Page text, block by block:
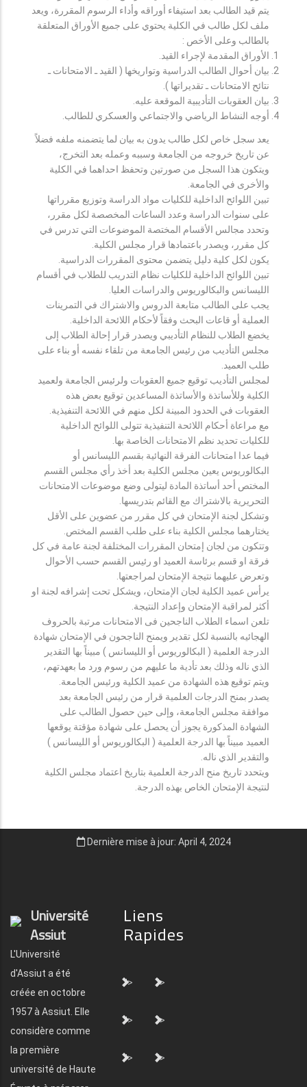
يتم قيد الطالب بعد استيفاء أوراقه وأداء الرسوم المقررة، ويعد
ملف لكل طالب في الكلية يحتوي على جميع الأوراق المتعلقة
بالطالب وعلى الأخص :
الأوراق المقدمة لإجراء القيد.
بيان أحوال الطالب الدراسية وتواريخها ( القيد ـ الامتحانات ـ
نتائح الامتحانات ـ تقديراتها ).
بيان العقوبات التأديبية الموقعة عليه.
أوجه النشاط الرياضي والاجتماعي والعسكري للطالب.
يعد سجل خاص لكل طالب يدون به بيان لما يتضمنه ملفه فضلاً
عن تاريخ خروجه من الجامعة وسببه وعمله بعد التخرج،
ويتكون هذا السجل من صورتين وتحفظ احداهما في الكلية
والأخرى في الجامعة.
تبين اللوائح الداخلية للكليات مواد الدراسة وتوزيع مقرراتها
على سنوات الدراسة وعدد الساعات المخصصة لكل مقرر،
وتحدد مجالس الأقسام المختصة الموضوعات التي تدرس في
كل مقرر، ويصدر باعتمادها قرار مجلس الكلية.
يكون لكل كلية دليل يتضمن محتوى المقررات الدراسية.
تبين اللوائح الداخلية للكليات نظام التدريب للطلاب في أقسام
الليسانس والبكالوريوس والدراسات العليا.
يجب على الطالب متابعة الدروس والاشتراك في التمرينات
العملية أو قاعات البحث وفقاً لأحكام اللائحة الداخلية.
يخضع الطلاب للنظام التأديبي ويصدر قرار إحالة الطلاب إلى
مجلس التأديب من رئيس الجامعة من تلقاء نفسه أو بناء على
طلب العميد.
لمجلس التأديب توقيع جميع العقوبات ولرئيس الجامعة ولعميد
الكلية وللأساتذة والأساتذة المساعدين توقيع بعض هذه
العقوبات في الحدود المبينة لكل منهم في اللائحة التنفيذية.
مع مراعاة أحكام اللائحة التنفيذية تتولى اللوائح الداخلية
للكليات تحديد نظم الامتحانات الخاصة بها.
فيما عدا امتحانات الفرقة النهائية بقسم الليسانس أو
البكالوريوس يعين مجلس الكلية بعد أخذ رأي مجلس القسم
المختص أحد أساتذة المادة ليتولى وضع موضوعات الامتحانات
التحريرية بالاشتراك مع القائم بتدريسها.
وتشكل لجنة الإمتحان في كل مقرر من عضوين على الأقل
يختارهما مجلس الكلية بناء على طلب القسم المختص.
وتتكون من لجان إمتحان المقررات المختلفة لجنة عامة في كل
فرقة او قسم برئاسة العميد او رئيس القسم حسب الأحوال
وتعرض عليهما نتيجة الإمتحان لمراجعتها.
يرأس عميد الكلية لجان الإمتحان، ويشكل تحت إشرافه لجنة او
أكثر لمراقبة الإمتحان وإعداد النتيجة.
تلعن اسماء الطلاب الناجحين فى الامتحانات مرتبة بالحروف
الهجائيه بالنسبة لكل تقدير ويمنح الناجحون في الإمتحان شهادة
الدرجة العلمية ( البكالوريوس أو الليسانس ) مبيناً بها التقدير
الذي ناله وذلك بعد تأدية ما عليهم من رسوم ورد ما بعهدتهم،
ويتم توقيع هذه الشهادة من عميد الكلية ورئيس الجامعة.
يصدر بمنح الدرجات العلمية قرار من رئيس الجامعة بعد
موافقة مجلس الجامعة، وإلى حين حصول الطالب على
الشهادة المذكورة يجوز أن يحصل على شهادة مؤقتة يوقعها
العميد مبيناً بها الدرجة العلمية ( البكالوريوس أو الليسانس )
والتقدير الذي ناله.
ويتحدد تاريخ منح الدرجة العلمية بتاريخ اعتماد مجلس الكلية
لنتيجة الإمتحان الخاص بهذه الدرجة.
Dernière mise à jour: April 4, 2024
Université
Assiut
L'Université
d'Assiut a été
créée en octobre
1957 à Assiut. Elle
considère comme
la première
université de Haute
Liens
Rapides
"> ">
"> ">
"> ">